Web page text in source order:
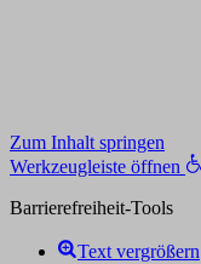
Zum Inhalt springen
Werkzeugleiste öffnen
Barrierefreiheit-Tools
Text vergrößern